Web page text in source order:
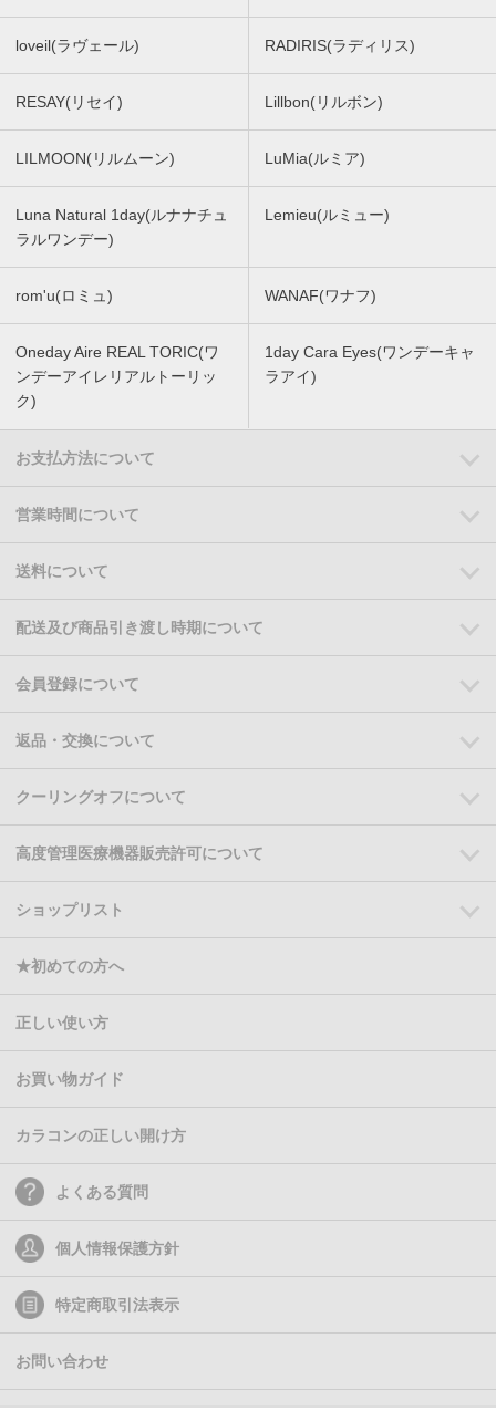
loveil(ラヴェール) RADIRIS(ラディリス)
RESAY(リセイ) Lillbon(リルボン)
LILMOON(リルムーン) LuMia(ルミア)
Luna Natural 1day(ルナナチュ
ラルワンデー)
Lemieu(ルミュー)
rom'u(ロミュ) WANAF(ワナフ)
Oneday Aire REAL TORIC(ワ
ンデーアイレリアルトーリッ
ク)
1day Cara Eyes(ワンデーキャ
ラアイ)
お支払方法について
営業時間について
送料について
配送及び商品引き渡し時期について
会員登録について
返品・交換について
クーリングオフについて
高度管理医療機器販売許可について
ショップリスト
★初めての方へ
正しい使い方
お買い物ガイド
カラコンの正しい開け方
よくある質問
個人情報保護方針
特定商取引法表示
お問い合わせ